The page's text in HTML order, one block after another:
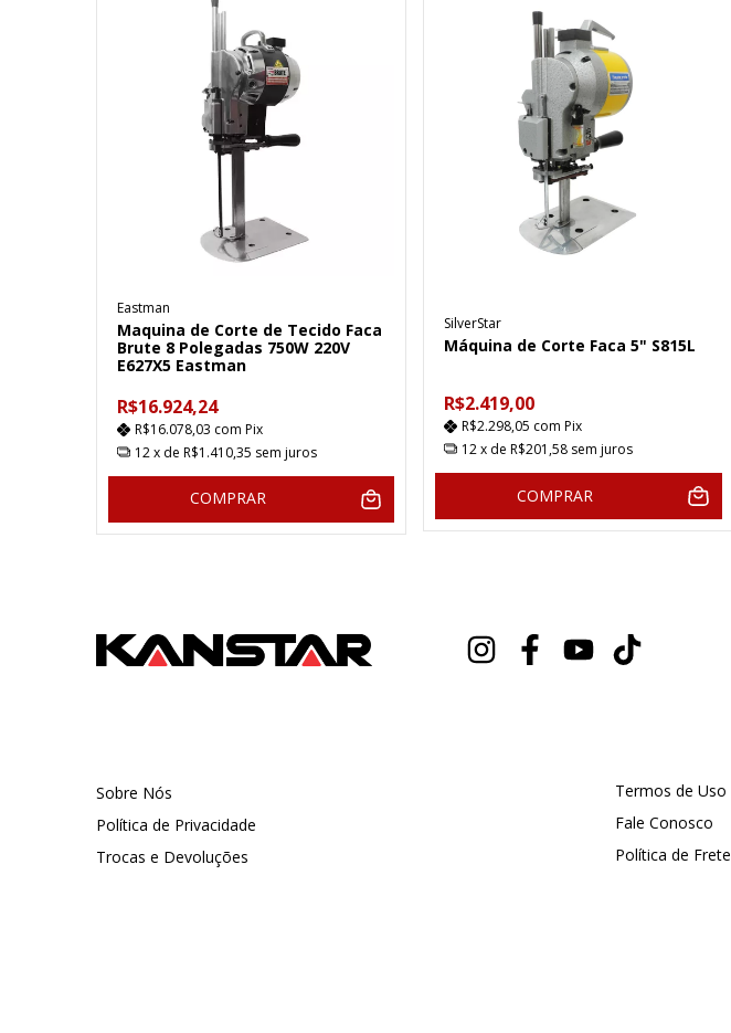
Eastman
Maquina de Corte de Tecido Faca
Brute 8 Polegadas 750W 220V
E627X5 Eastman
R$16.924,24
R$16.078,03 com Pix
12x de R$1.410,35 sem juros
COMPRAR
SilverStar
Máquina de Corte Faca 5" S815L
R$2.419,00
R$2.298,05 com Pix
12x deR$201,58 sem juros
COMPRAR
Sobre Nós
Política de Privacidade
Trocas e Devoluções
Termos de Uso
Fale Conosco
Política de Frete